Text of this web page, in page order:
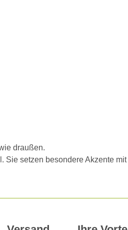
draußen.
setzen besondere Akzente mit